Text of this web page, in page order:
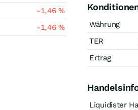
-1,46%
-1,46%
Währung
TER
Ertrag
Liquidister